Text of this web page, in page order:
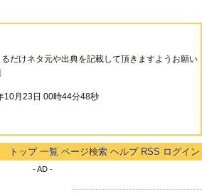
だけネタ元や出典を記載して頂きますようお願い
10月23日 00時44分48秒
トップ 一覧 ページ検索 ヘルプ RSS ログイン
- AD -